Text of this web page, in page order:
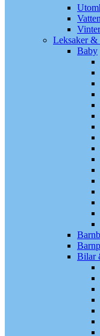
Leksaker &
Baby
Bilar